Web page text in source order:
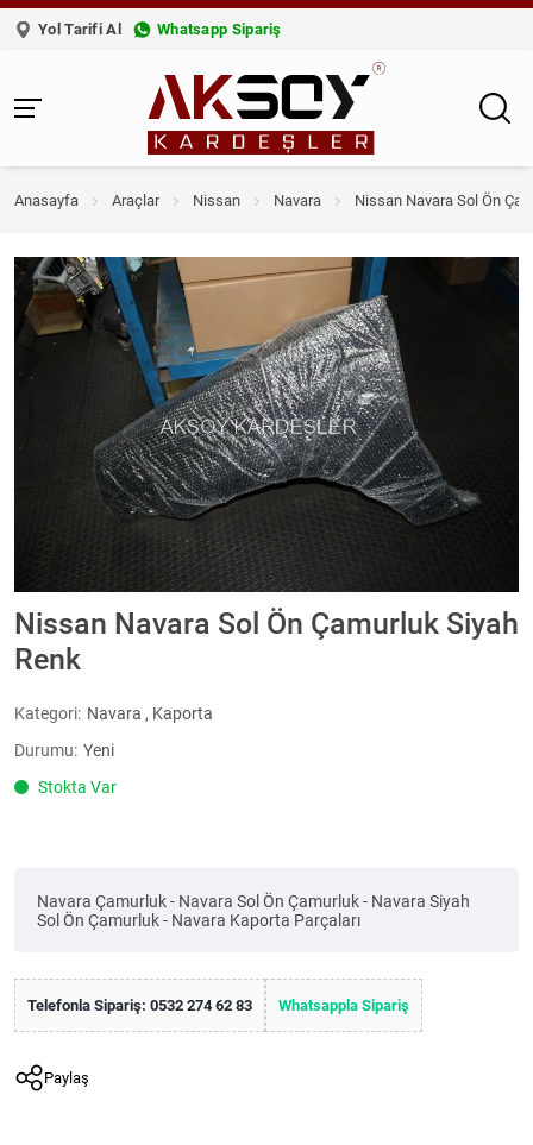
Yol Tarifi Al Whatsapp Sipariş
Anasayfa Araçlar Nissan Navara Nissan Navara Sol Ön
Nissan Navara Sol Ön Çamurluk Siyah
Renk
Kategori: Navara , Kaporta
Durumu: Yeni
Stokta Var
Navara Çamurluk - Navara Sol Ön Çamurluk - Navara Siyah
Sol Ön Çamurluk - Navara Kaporta Parçaları
Telefonla Sipariş: 0532 274 62 83 Whatsappla Sipariş
Paylaş